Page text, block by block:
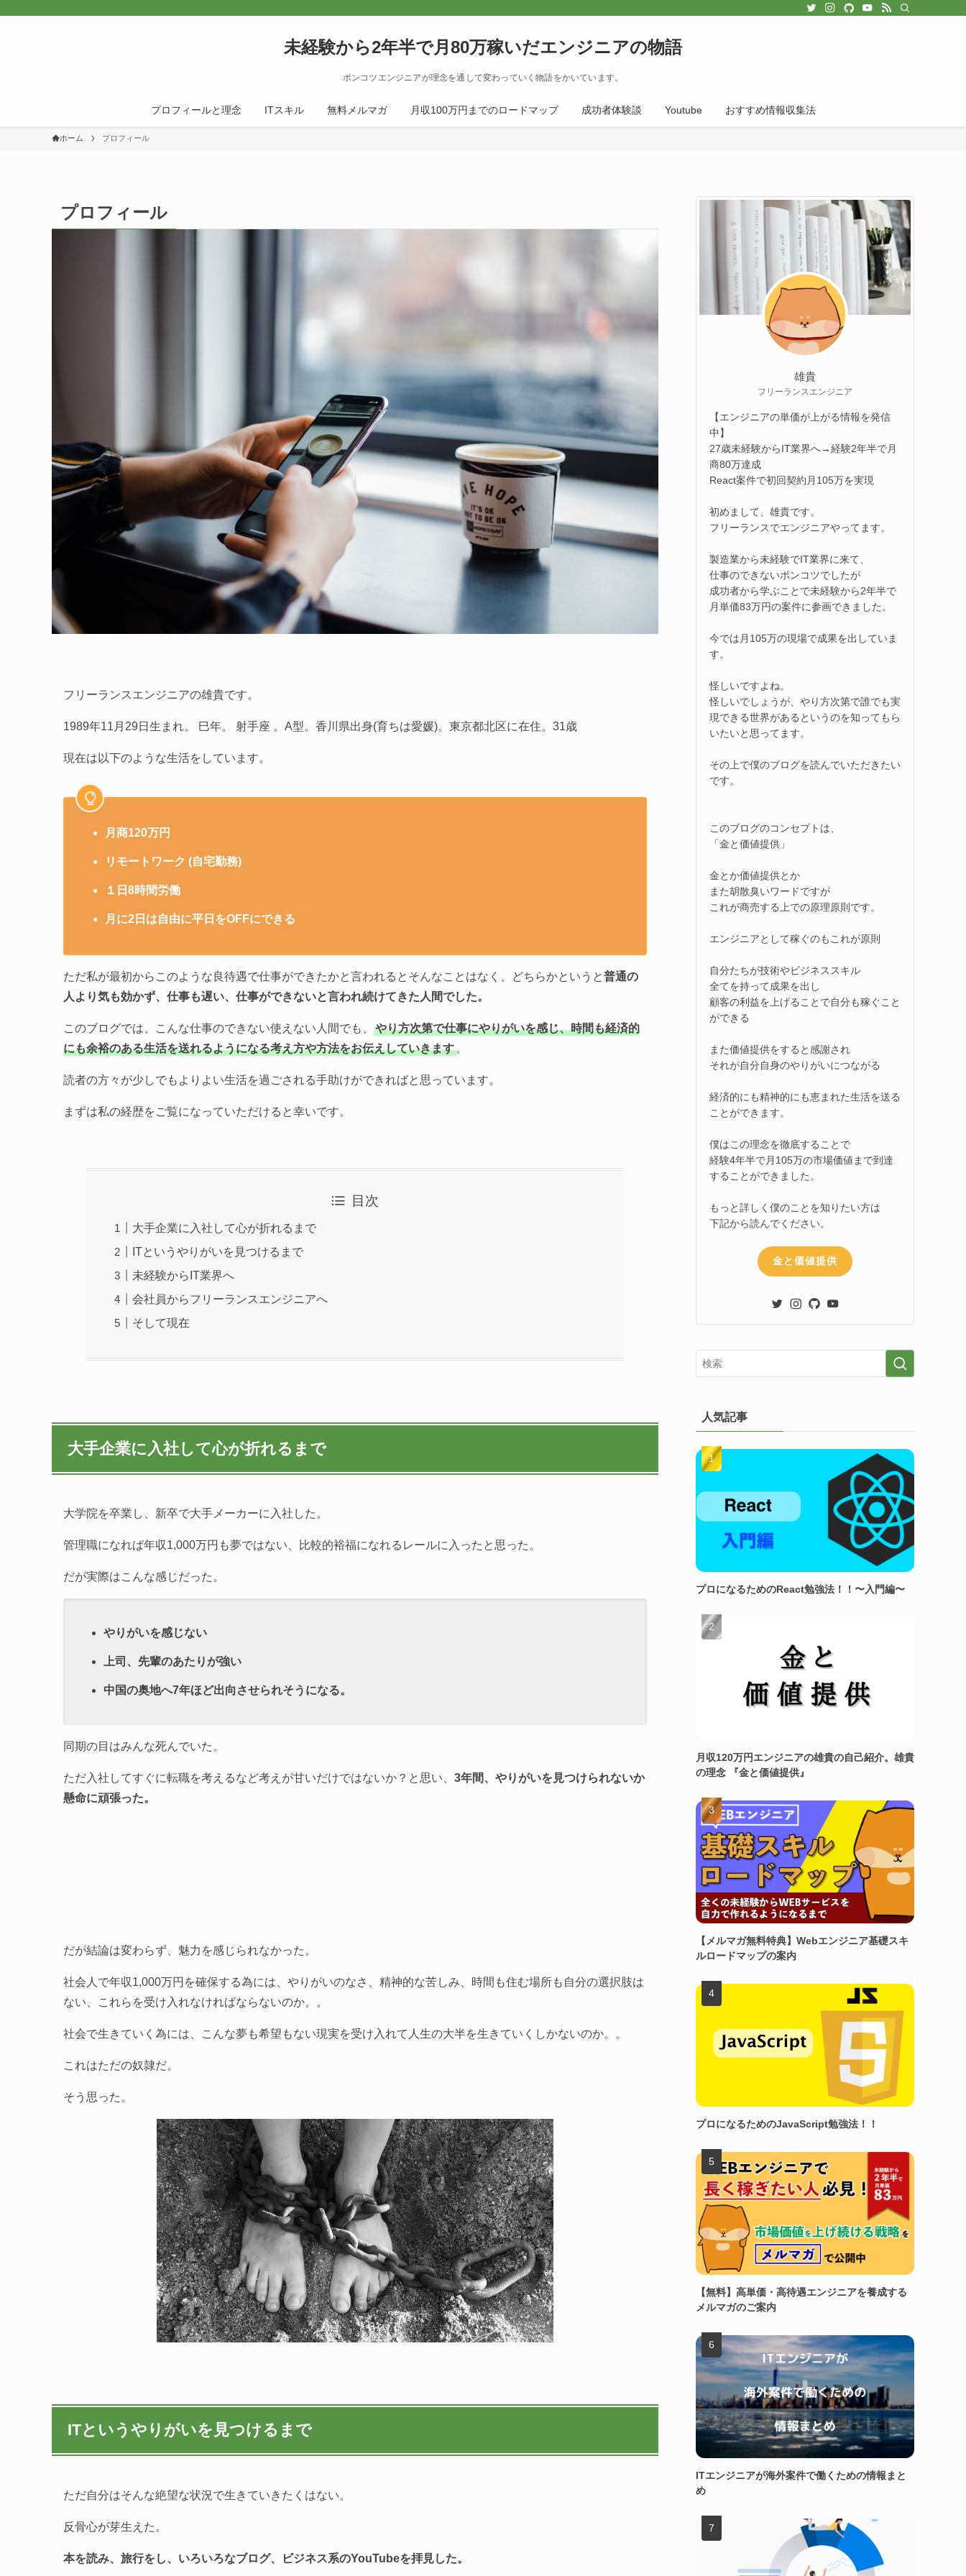
未経験から2年半で月80万稼いだエンジニアの物語
ポンコツエンジニアが理念を通して変わっていく物語をかいています。
プロフィールと理念 ITスキル 無料メルマガ 月収100万円までのロードマップ 成功者体験談 Youtube おすすめ情報収集法
ホーム プロフィール
プロフィール
フリーランスエンジニアの雄貴です。
1989年11月29日生まれ。 巳年。 射手座 。A型。香川県出身(育ちは愛媛)。東京都北区に在住。31歳
現在は以下のような生活をしています。
月商120万円
リモートワーク (自宅勤務)
１日8時間労働
月に2日は自由に平日をOFFにできる
ただ私が最初からこのような良待遇で仕事ができたかと言われるとそんなことはなく、どちらかというと普通の
人より気も効かず、仕事も遅い、仕事ができないと言われ続けてきた人間でした。
このブログでは、こんな仕事のできない使えない人間でも、
やり方次第で仕事にやりがいを感じ、時間も経済的
にも余裕のある生活を送れるようになる考え方や方法をお伝えしていきます 。
読者の方々が少しでもよりよい生活を過ごされる手助けができればと思っています。
まずは私の経歴をご覧になっていただけると幸いです。
目次
大手企業に入社して心が折れるまで
ITというやりがいを見つけるまで
未経験からIT業界へ
会社員からフリーランスエンジニアへ
そして現在
大手企業に入社して心が折れるまで
大学院を卒業し、新卒で大手メーカーに入社した。
管理職になれば年収1,000万円も夢ではない、比較的裕福になれるレールに入ったと思った。
だが実際はこんな感じだった。
やりがいを感じない
上司、先輩のあたりが強い
中国の奥地へ7年ほど出向させられそうになる。
同期の目はみんな死んでいた。
ただ入社してすぐに転職を考えるなど考えが甘いだけではないか？と思い、 3年間、やりがいを見つけられないか
懸命に頑張った。
だが結論は変わらず、魅力を感じられなかった。
社会人で年収1,000万円を確保する為には、やりがいのなさ、精神的な苦しみ、時間も住む場所も自分の選択肢は
ない、これらを受け入れなければならないのか。。
社会で生きていく為には、こんな夢も希望もない現実を受け入れて人生の大半を生きていくしかないのか。。
これはただの奴隷だ。
そう思った。
ITというやりがいを見つけるまで
ただ自分はそんな絶望な状況で生きていきたくはない。
反骨心が芽生えた。
本を読み、旅行をし、いろいろなブログ、ビジネス系のYouTubeを拝見した。
雄貴
フリーランスエンジニア
【エンジニアの単価が上がる情報を発信
中】
27歳未経験からIT業界へ→経験2年半で月
商80万達成
React案件で初回契約月105万を実現
初めまして、雄貴です。
フリーランスでエンジニアやってます。
製造業から未経験でIT業界に来て、
仕事のできないポンコツでしたが
成功者から学ぶことで未経験から2年半で
月単価83万円の案件に参画できました。
今では月105万の現場で成果を出していま
す。
怪しいですよね。
怪しいでしょうが、やり方次第で誰でも実
現できる世界があるというのを知ってもら
いたいと思ってます。
その上で僕のブログを読んでいただきたい
です。
このブログのコンセプトは、
「金と価値提供」
金とか価値提供とか
また胡散臭いワードですが
これが商売する上での原理原則です。
エンジニアとして稼ぐのもこれが原則
自分たちが技術やビジネススキル
全てを持って成果を出し
顧客の利益を上げることで自分も稼ぐこと
ができる
また価値提供をすると感謝され
それが自分自身のやりがいにつながる
経済的にも精神的にも恵まれた生活を送る
ことができます。
僕はこの理念を徹底することで
経験4年半で月105万の市場価値まで到達
することができました。
もっと詳しく僕のことを知りたい方は
下記から読んでください。
金と価値提供
人気記事
プロになるためのReact勉強法！！〜入門編〜
月収120万円エンジニアの雄貴の自己紹介。雄貴
の理念 『金と価値提供』
【メルマガ無料特典】Webエンジニア基礎スキ
ルロードマップの案内
プロになるためのJavaScript勉強法！！
【無料】高単価・高待遇エンジニアを養成する
メルマガのご案内
ITエンジニアが海外案件で働くための情報まと
め